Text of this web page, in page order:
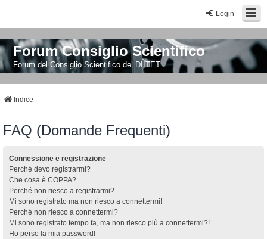
Login
Forum Consiglio Scientifico
Forum del Consiglio Scientifico del DIITET
Indice
FAQ (Domande Frequenti)
Connessione e registrazione
Perché devo registrarmi?
Che cosa è COPPA?
Perché non riesco a registrarmi?
Mi sono registrato ma non riesco a connettermi!
Perché non riesco a connettermi?
Mi sono registrato tempo fa, ma non riesco più a connettermi?!
Ho perso la mia password!